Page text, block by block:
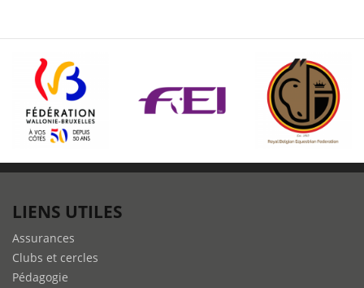
LIENS UTILES
Assurances
Clubs et cercles
Pédagogie